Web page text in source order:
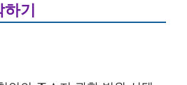
기